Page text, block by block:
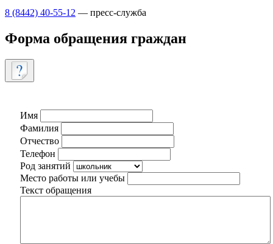
8 (8442) 40-55-12 — пресс-служба
Форма обращения граждан
Имя
Фамилия
Отчество
Телефон
Род занятий
Место работы или учебы
Текст обращения